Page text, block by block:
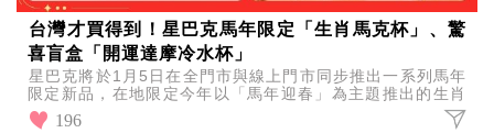
生
活
清
潔
收
台灣才買得到！星巴克馬年限定「生肖馬克杯」、驚
喜盲盒「開運達摩冷水杯」
星巴克將於1月5日在全門市與線上門市同步推出一系列馬年
限定新品，在地限定今年以「馬年迎春」為主題推出的生肖
馬系列杯款，還有6款開運達摩冷水杯等你收集！
196